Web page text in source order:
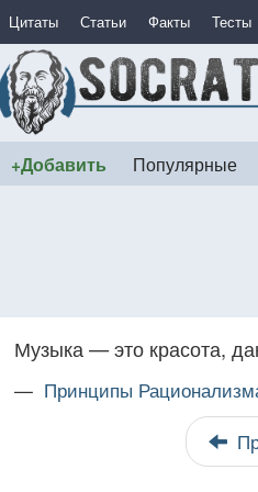
Цитаты Статьи Факты Тесты
+Добавить Популярные
Музыка — это красота,
— Принципы